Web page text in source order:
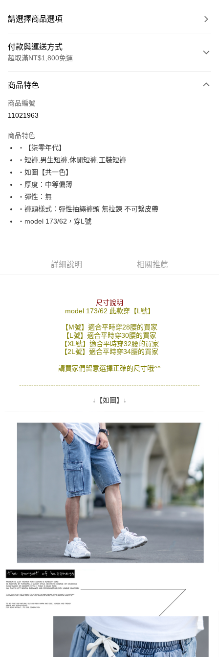
請選擇商品選項
付款與運送方式
超取滿NT$1,800免運
信用卡一次付款
超商取貨付款
Apple Pay
街口支付
悠遊付
Google Pay
AFTEE先享後付
１．簡單：不需註冊會員、不需綁卡、不需儲值。
【「AFTEE先享後付」結帳流程】
１．於結帳方式選擇「AFTEE先享後付」後，將跳轉至「AFTEE先享後付」
２．訂單成立數日內，您將收到繳費通知簡訊。
３．收到繳費通知簡訊後14天內，點擊此簡訊中的連結，可透過四大超商／
ATM／網路銀行／等多元方式進行付款，方視為交易完成。
※ 請注意：結帳手續完成當下不需立刻繳費，但若您需要取消訂單，請聯絡
購買商品的店家。未經商家同意取消之訂單仍視為有效，需透過AFTEE先享
後付繳納相關費用。
https://netprotections.freshdesk.com/support/home
１．透過由恩沛科技股份有限公司提供之「AFTEE先享後付」服務完成之交
易，需依本服務之必要範圍內提供個人資料，並將交易相關給付款項請求債
權轉讓予恩沛科技股份有限公司。
２．關於個人資料處理事宜，請瀏覽以下網址：
https://aftee.tw/terms/#terms3
３．未成年的使用者請事先徵得法定代理人或監護人之同意方可使用
「AFTEE先享後付」，若未經同意申辦者引起之損失，本公司不負相關責
４．使用「AFTEE先享後付」時，將依據個別帳號之用戶狀況，依本公司即
時審查核予不同之上限額度；若仍有額度不足之情形，本公司將視審查結果
請求用戶進行身份認證。
５．嚴禁一人註冊多個帳號或使用他人資訊註冊。若發現惡意使用之情形，
恩沛科技股份有限公司將有權停止該用戶之使用額度並採取法律行動。
每筆NT$80，滿NT$1,800(含以上)免運費
每筆NT$80，滿NT$1,800(含以上)免運費
每筆NT$80，滿NT$1,800(含以上)免運費
每筆NT$80，滿NT$1,800(含以上)免運費
每筆NT$120，滿NT$3,000(含以上)免運費
商品特色
商品編號
11021963
商品特色
‧【柒零年代】
‧短褲,男生短褲,休閒短褲,工裝短褲
‧如圖【共一色】
‧厚度：中等偏薄
‧彈性：無
‧褲頭樣式：彈性抽繩褲頭 無拉鍊 不可繫皮帶
‧model 173/62，穿L號
詳細說明 相關推薦
尺寸說明
model 173/62 此款穿【L號】
【M號】適合平時穿28腰的買家
【L號】適合平時穿30腰的買家
【XL號】適合平時穿32腰的買家
【2L號】適合平時穿34腰的買家
請買家們留意選擇正確的尺寸哦^^
--------------------------------------------------------------------------
↓【如圖】↓